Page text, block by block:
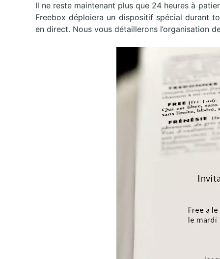
Il ne reste maintenant plus que 24 heures à
Freebox déploiera un dispositif spécial durant
en direct. Nous vous détaillerons l’organisation